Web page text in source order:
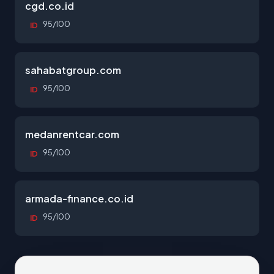
cgd.co.id
ID 95/100
sahabatgroup.com
ID 95/100
medanrentcar.com
ID 95/100
armada-finance.co.id
ID 95/100